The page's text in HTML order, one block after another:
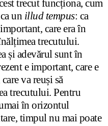
trecut funcționa, cum
un illud tempus: ca
care era în
trecutului.
și adevărul sunt în
e important, care e
va reuși să
trecutului. Pentru
în orizontul
timpul nu mai poate